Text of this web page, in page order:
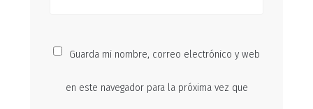
Guarda mi nombre, correo electrónico y web
en este navegador para la próxima vez que